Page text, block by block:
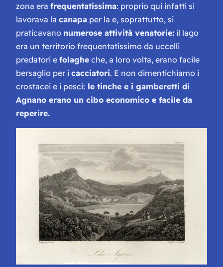
zona era frequentatissima: proprio qui infatti si
lavorava la canapa per la e, soprattutto, si
praticavano numerose attività venatorie: il lago
era un territorio frequentatissimo da uccelli
predatori e folaghe che, a loro volta, erano facile
bersaglio per i cacciatori. E non dimentichiamo i
crostacei e i pesci: le tinche e i gamberetti di
Agnano erano un cibo economico e facile da
reperire.